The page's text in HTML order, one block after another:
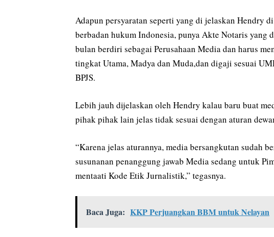
Adapun persyaratan seperti yang di jelaskan Hendry
berbadan hukum Indonesia, punya Akte Notaris yang
bulan berdiri sebagai Perusahaan Media dan harus
tingkat Utama, Madya dan Muda,dan digaji sesuai
BPJS.
Lebih jauh dijelaskan oleh Hendry kalau baru buat
pihak pihak lain jelas tidak sesuai dengan aturan
“Karena jelas aturannya, media bersangkutan sudah
susunanan penanggung jawab Media sedang untuk
mentaati Kode Etik Jurnalistik,” tegasnya.
Baca Juga: KKP Perjuangkan BBM untuk Nelayan